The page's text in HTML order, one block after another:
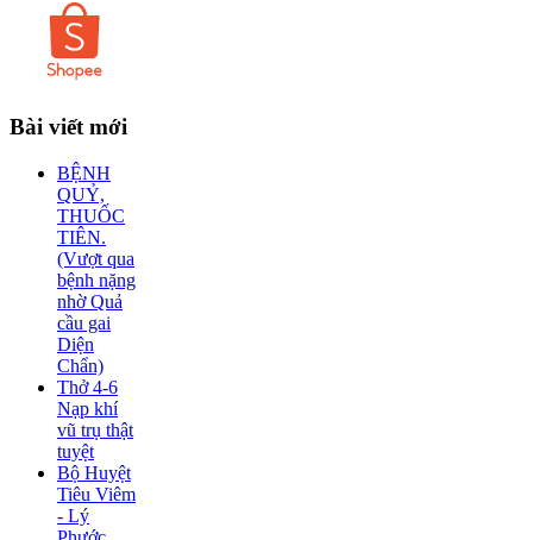
Bài viết mới
BỆNH
QUỶ,
THUỐC
TIÊN.
(Vượt qua
bệnh nặng
nhờ Quả
cầu gai
Diện
Chẩn)
Thở 4-6
Nạp khí
vũ trụ thật
tuyệt
Bộ Huyệt
Tiêu Viêm
- Lý